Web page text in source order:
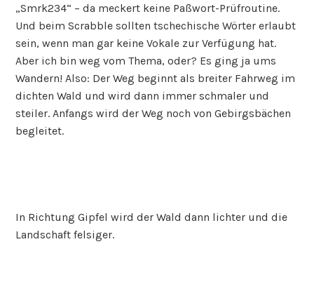
„Smrk234“ – da meckert keine Paßwort-Prüfroutine.
Und beim Scrabble sollten tschechische Wörter erlaubt
sein, wenn man gar keine Vokale zur Verfügung hat.
Aber ich bin weg vom Thema, oder? Es ging ja ums
Wandern! Also: Der Weg beginnt als breiter Fahrweg im
dichten Wald und wird dann immer schmaler und
steiler. Anfangs wird der Weg noch von Gebirgsbächen
begleitet.
In Richtung Gipfel wird der Wald dann lichter und die
Landschaft felsiger.